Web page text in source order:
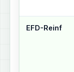
EFD-Reinf